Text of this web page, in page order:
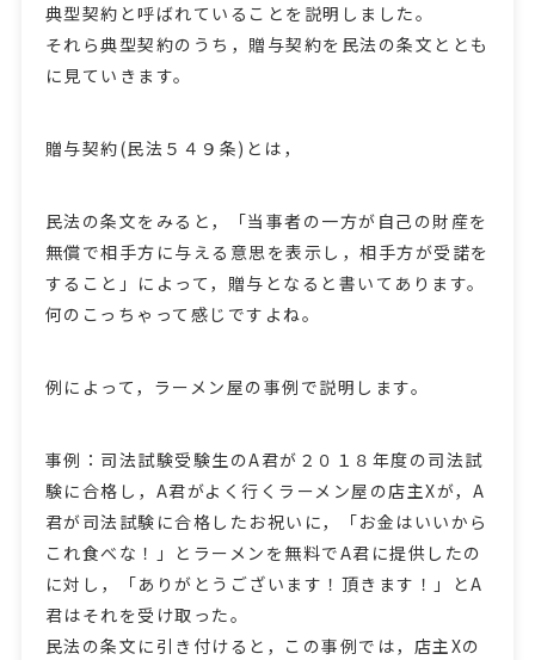
典型契約と呼ばれていることを説明しました。
それら典型契約のうち，贈与契約を民法の条文ととも
に見ていきます。
贈与契約(民法５４９条)とは，
民法の条文をみると，「当事者の一方が自己の財産を
無償で相手方に与える意思を表示し，相手方が受諾を
すること」によって，贈与となると書いてあります。
何のこっちゃって感じですよね。
例によって，ラーメン屋の事例で説明します。
事例：司法試験受験生のA君が２０１８年度の司法試
験に合格し，A君がよく行くラーメン屋の店主Xが，A
君が司法試験に合格したお祝いに，「お金はいいから
これ食べな！」とラーメンを無料でA君に提供したの
に対し，「ありがとうございます！頂きます！」とA
君はそれを受け取った。
民法の条文に引き付けると，この事例では，店主Xの